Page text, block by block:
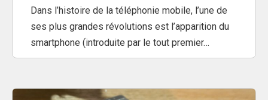
Dans l’histoire de la téléphonie mobile, l’une de
ses plus grandes révolutions est l’apparition du
smartphone (introduite par le tout premier…